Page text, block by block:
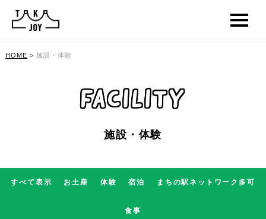
HOME >施設・体験
FACILITY
施設・体験
すべて表示 お土産 体験 宿泊 まちの駅ネットワーク多可
食事